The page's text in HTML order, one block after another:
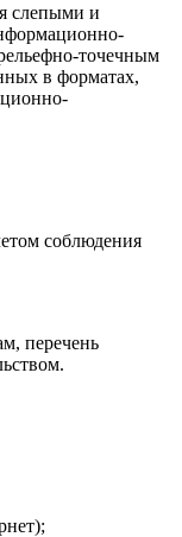
слепыми и
точечным
в форматах,
соблюдения
перечень